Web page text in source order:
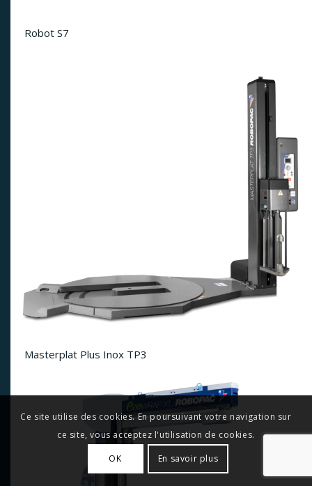
Robot S7
Masterplat Plus Inox TP3
Ce site utilise des cookies. En poursuivant votre navigation sur
ce site, vous acceptez l'utilisation de cookies.
OK En savoir plus